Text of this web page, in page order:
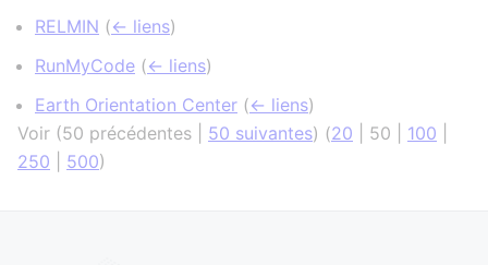
RELMIN (← liens)
RunMyCode (← liens)
Earth Orientation Center (← liens)
Voir (50 précédentes 50 suivantes) (20 50 100
250
500)